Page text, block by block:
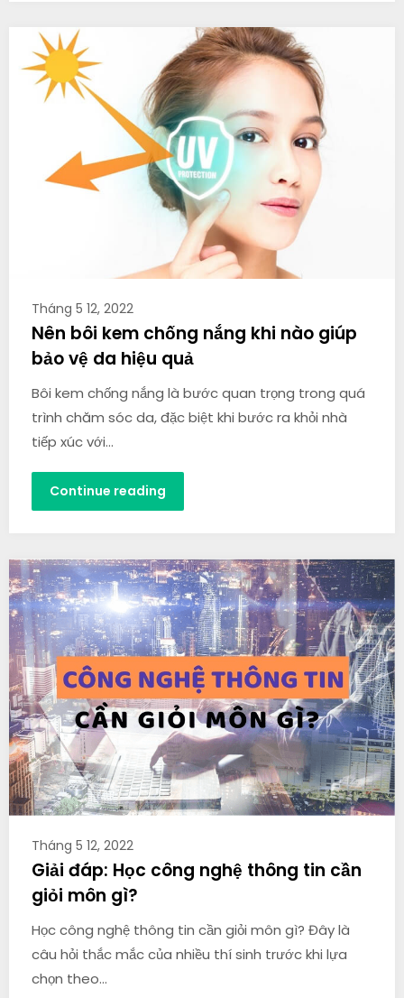
Tháng 5 12, 2022
Nên bôi kem chống nắng khi nào giúp
bảo vệ da hiệu quả
Bôi kem chống nắng là bước quan trọng trong quá
trình chăm sóc da, đặc biệt khi bước ra khỏi nhà
tiếp xúc với…
Continue reading
Tháng 5 12, 2022
Giải đáp: Học công nghệ thông tin cần
giỏi môn gì?
Học công nghệ thông tin cần giỏi môn gì? Đây là
câu hỏi thắc mắc của nhiều thí sinh trước khi lựa
chọn theo…